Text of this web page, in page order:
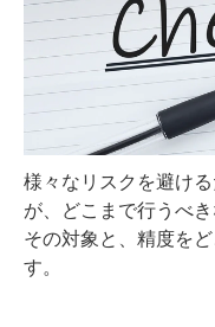
様々なリスクを避け
が、どこまで行うべき
その対象と、精度を
す。